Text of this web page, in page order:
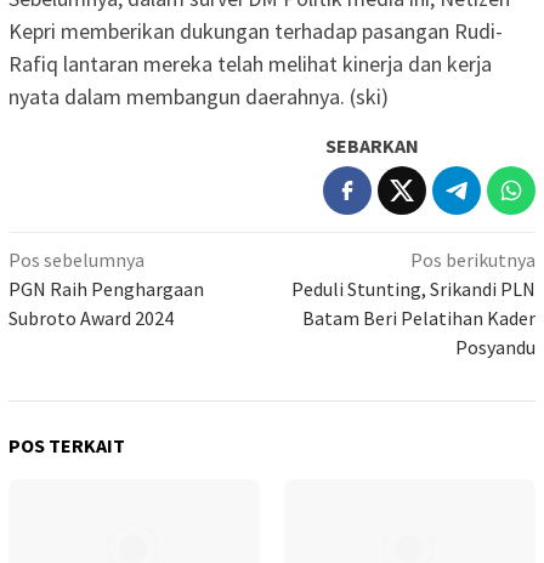
Kepri memberikan dukungan terhadap pasangan Rudi-
Rafiq lantaran mereka telah melihat kinerja dan kerja
nyata dalam membangun daerahnya. (ski)
SEBARKAN
Navigasi
pos
Pos sebelumnya
PGN Raih Penghargaan
Subroto Award 2024
Pos berikutnya
Peduli Stunting, Srikandi PLN
Batam Beri Pelatihan Kader
Posyandu
POS TERKAIT